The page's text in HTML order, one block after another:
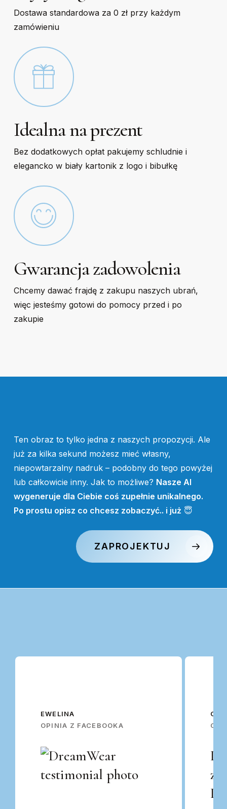
Dostawa standardowa za 0 zł przy każdym
zamówieniu
Idealna na prezent
Bez dodatkowych opłat pakujemy schludnie i
elegancko w biały kartonik z logo i bibułkę
Gwarancja zadowolenia
Chcemy dawać frajdę z zakupu naszych ubrań,
więc jesteśmy gotowi do pomocy przed i po
zakupie
Ten obraz to tylko jedna z naszych propozycji. Ale
już za kilka sekund możesz mieć własny,
niepowtarzalny nadruk – podobny do tego powyżej
lub całkowicie inny. Jak to możliwe? Nasze AI
wygeneruje dla Ciebie coś zupełnie unikalnego.
Po prostu opisz co chcesz zobaczyć.. i już 😇
ZAPROJEKTUJ
EWELINA
OPINIA Z FACEBOOKA